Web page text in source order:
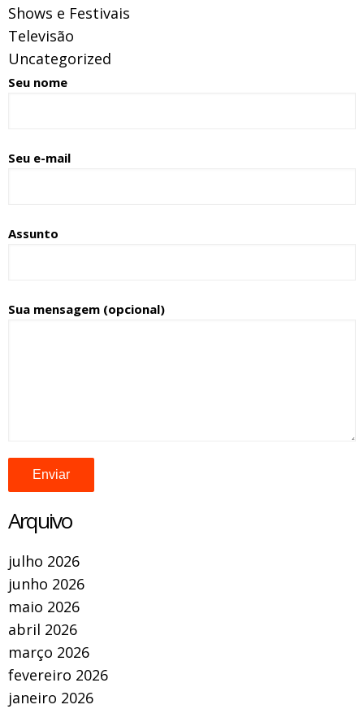
Shows e Festivais
Televisão
Uncategorized
Seu nome
Seu e-mail
Assunto
Sua mensagem (opcional)
Arquivo
julho 2026
junho 2026
maio 2026
abril 2026
março 2026
fevereiro 2026
janeiro 2026